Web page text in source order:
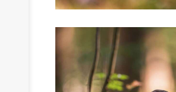
KONTAKT